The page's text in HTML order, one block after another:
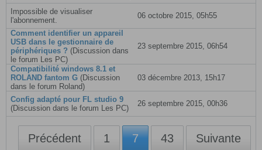
Impossible de visualiser
l'abonnement.
06 octobre 2015, 05h55
Comment identifier un appareil
USB dans le gestionnaire de
périphériques ? (Discussion dans
le forum Les PC)
23 septembre 2015, 06h54
Compatibilité windows 8.1 et
ROLAND fantom G (Discussion
dans le forum Roland)
03 décembre 2013, 15h17
Config adapté pour FL studio 9
(Discussion dans le forum Les PC)
26 septembre 2015, 00h36
Précédent 1 7 43 Suivante